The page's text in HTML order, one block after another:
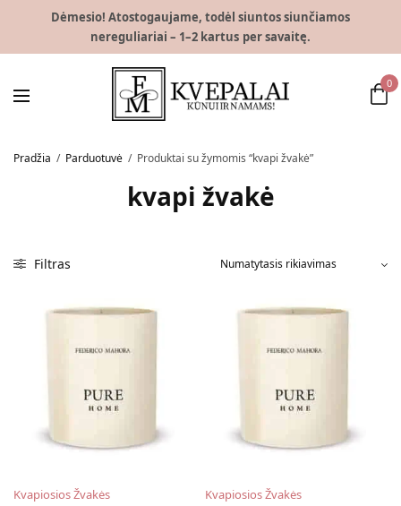
Dėmesio! Atostogaujame, todėl siuntos siunčiamos
nereguliariai – 1–2 kartus per savaitę.
0
Pradžia / Parduotuvė / Produktai su žymomis “kvapi žvakė”
kvapi žvakė
Filtras
Kvapiosios Žvakės Kvapiosios Žvakės